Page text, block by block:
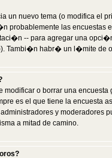
un nuevo tema (o modifica el
probablemente las
-- para agregar una
Tambi�n habr� un l�mite de
o borrar una
es el que tiene la encuesta
y moderadores
a mitad de camino.